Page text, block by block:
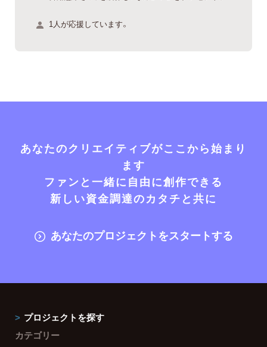
1人が応援しています。
あなたのクリエイティブがここから始まり
ます
ファンと一緒に自由に創作できる
新しい資金調達のカタチと共に
あなたのプロジェクトをスタートする
プロジェクトを探す
カテゴリー